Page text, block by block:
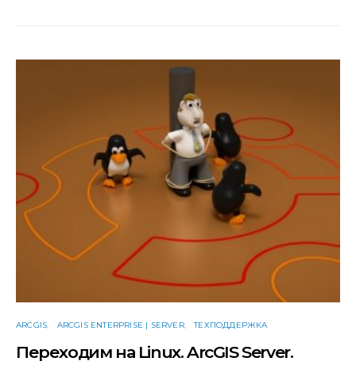
ARCGIS ARCGIS ENTERPRISE | SERVER ТЕХПОДДЕРЖКА
Переходим на Linux. ArcGIS Server.